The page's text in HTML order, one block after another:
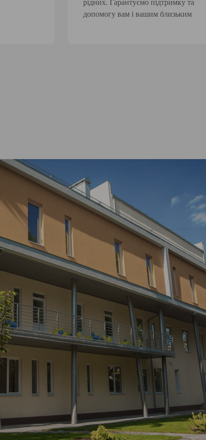
рідних. Гарантуємо підтримку та
допомогу вам і вашим близьким
Трохи історії
«Garvis/Сімейний лікар» — один з перших
приватних медичних центрів у Дніпрі, що
приєднался до медичної реформи. Працює
з 2018 року та наразі обслуговує більш ніж
36 тис. декларантів